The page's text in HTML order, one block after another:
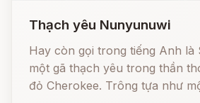
Thạch yêu Nunyunuwi
Hay còn gọi trong tiếng Anh là
một gã thạch yêu trong thần
đỏ Cherokee. Trông tựa như